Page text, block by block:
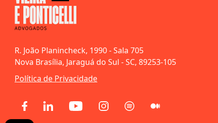
R. João Planincheck, 1990 - Sala 705
Nova Brasília, Jaraguá do Sul - SC, 89253-105
Política de Privacidade